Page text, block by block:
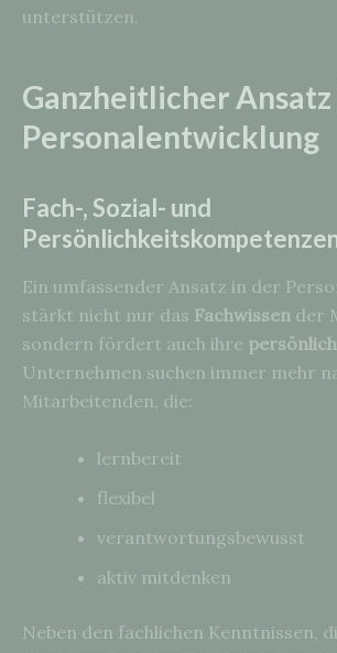
unterstützen.
Ganzheitlicher
Personalentwicklung
Fach-, Sozial- und
Ein umfassender Ansatz in der
stärkt nicht nur das Fachwissen der
sondern fördert auch ihre
Unternehmen suchen immer mehr
Mitarbeitenden, die:
lernbereit
flexibel
verantwortungsbewusst
aktiv mitdenken
Neben den fachlichen Kenntnissen,